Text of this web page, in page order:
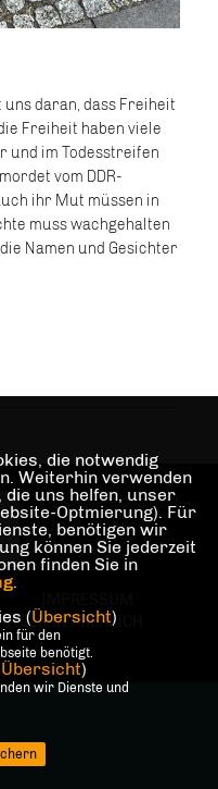
daran, dass Freiheit
Freiheit haben viele
und im Todesstreifen
vom DDR-
ihr Mut müssen in
muss wachgehalten
Namen und Gesichter
Homepage des CDU
Kreisverbandes
Berlin Mitte
die notwendig
Weiterhin verwenden
uns helfen, unser
Optmierung). Für
benötigen wir
können Sie jederzeit
finden Sie in
.
(Übersicht)
für den
benötigt.
Übersicht)
wir Dienste und